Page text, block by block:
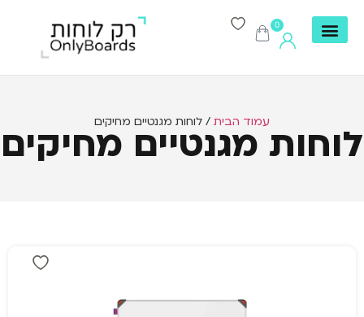
0
עמוד הבית / לוחות מגנטיים מחיקים
לוחות מגנטיים מחיקים